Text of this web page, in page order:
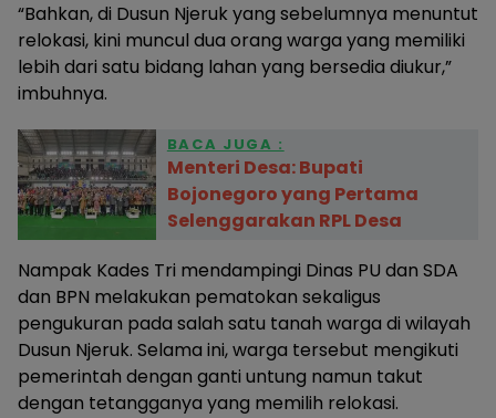
“Bahkan, di Dusun Njeruk yang sebelumnya menuntut
relokasi, kini muncul dua orang warga yang memiliki
lebih dari satu bidang lahan yang bersedia diukur,”
imbuhnya.
BACA JUGA :
Menteri Desa: Bupati
Bojonegoro yang Pertama
Selenggarakan RPL Desa
Nampak Kades Tri mendampingi Dinas PU dan SDA
dan BPN melakukan pematokan sekaligus
pengukuran pada salah satu tanah warga di wilayah
Dusun Njeruk. Selama ini, warga tersebut mengikuti
pemerintah dengan ganti untung namun takut
dengan tetangganya yang memilih relokasi.